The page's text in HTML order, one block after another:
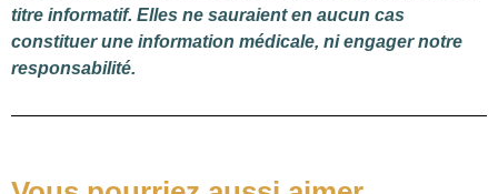
titre informatif. Elles ne sauraient en aucun cas
constituer une information médicale, ni engager notre
responsabilité.